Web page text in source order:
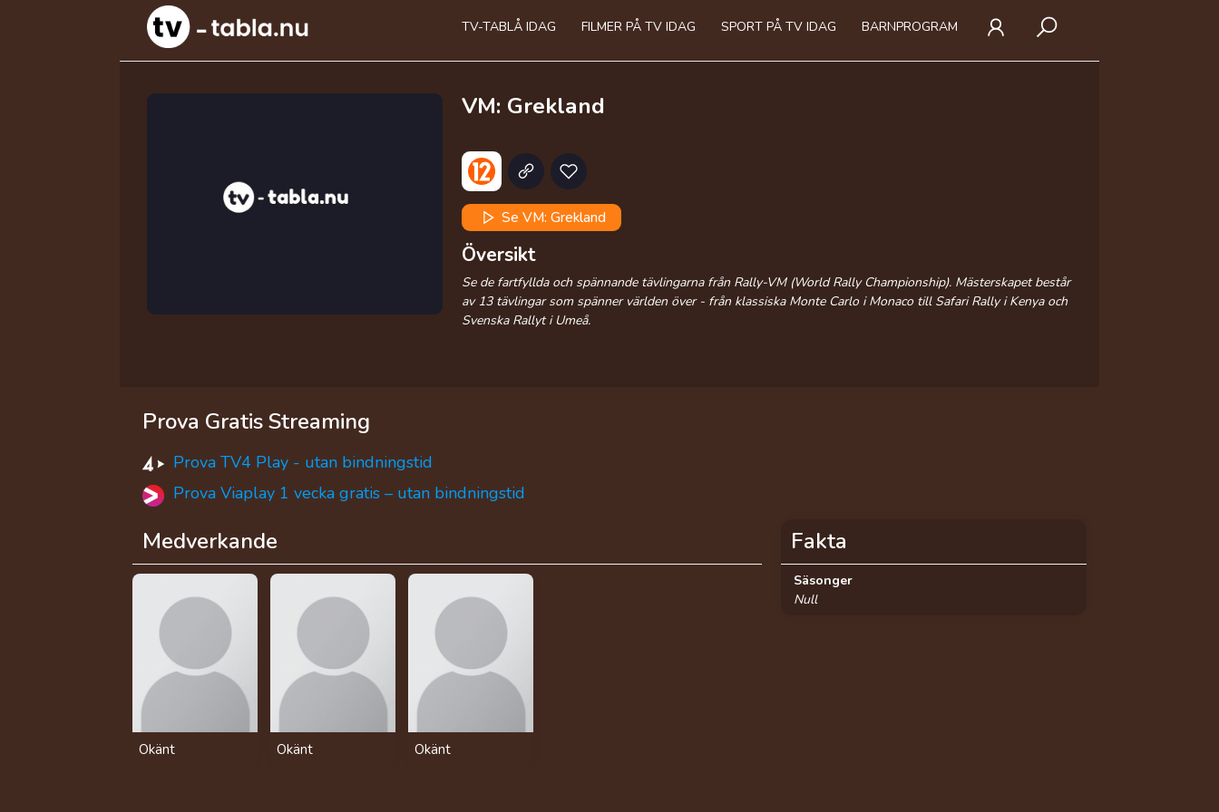
TV-TABLÅ IDAG FILMER PÅ TV IDAG SPORT PÅ TV IDAG BARNPROGRAM
VM: Grekland
Se VM: Grekland
Översikt
Se de fartfyllda och spännande tävlingarna från Rally-VM (World Rally Championship). Mästerskapet består
av 13 tävlingar som spänner världen över - från klassiska Monte Carlo i Monaco till Safari Rally i Kenya och
Svenska Rallyt i Umeå.
Prova Gratis Streaming
Prova TV4 Play - utan bindningstid
Prova Viaplay 1 vecka gratis – utan bindningstid
Medverkande
Okänt Okänt Okänt
Fakta
Säsonger
Null